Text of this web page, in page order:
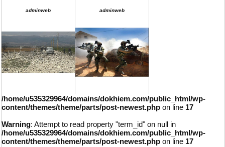
adminweb adminweb
/home/u535329964/domains/dokhiem.com/public_html/wp-
content/themes/theme/parts/post-newest.phpon line 17
Warning: Attempt to read property "term_id" on null in
/home/u535329964/domains/dokhiem.com/public_html/wp-
content/themes/theme/parts/post-newest.phpon line 17